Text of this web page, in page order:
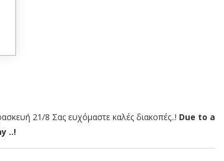
21/8 Σας ευχόμαστε καλές διακοπές..! Due to a
..!